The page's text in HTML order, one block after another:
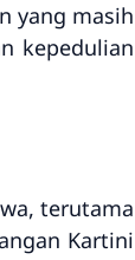
yang masih
kepedulian
terutama
Kartini